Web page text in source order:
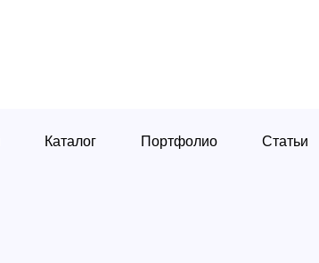
Каталог Портфолио
Статьи